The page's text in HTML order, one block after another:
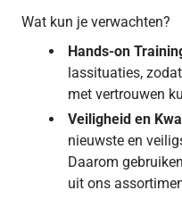
Wat kun je verwachten?
Hands-on
lassituaties,
met vertrouwen
Veiligheid en
nieuwste en
Daarom
uit ons